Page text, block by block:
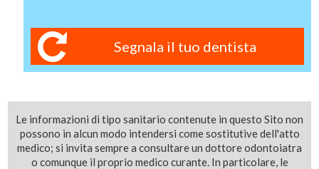
Segnala il tuo dentista
Le informazioni di tipo sanitario contenute in questo Sito non
possono in alcun modo intendersi come sostitutive dell'atto
medico; si invita sempre a consultare un dottore odontoiatra
o comunque il proprio medico curante. In particolare, le